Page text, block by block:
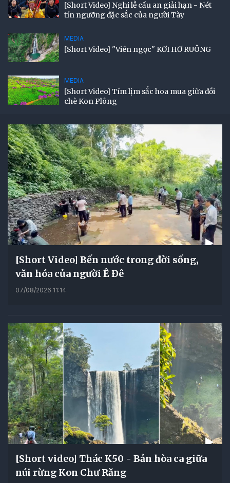
[Short Video] Nghi lễ cầu an giải hạn - Nét
tín ngưỡng đặc sắc của người Tày
MEDIA
[Short Video] "Viên ngọc" KƠI HƠ RUÔNG
MEDIA
[Short Video] Tím lịm sắc hoa mua giữa đồi
chè Kon Plông
[Short Video] Bến nước trong đời sống,
văn hóa của người Ê Đê
07/08/2026 11:14
[Short video] Thác K50 - Bản hòa ca giữa
núi rừng Kon Chư Răng